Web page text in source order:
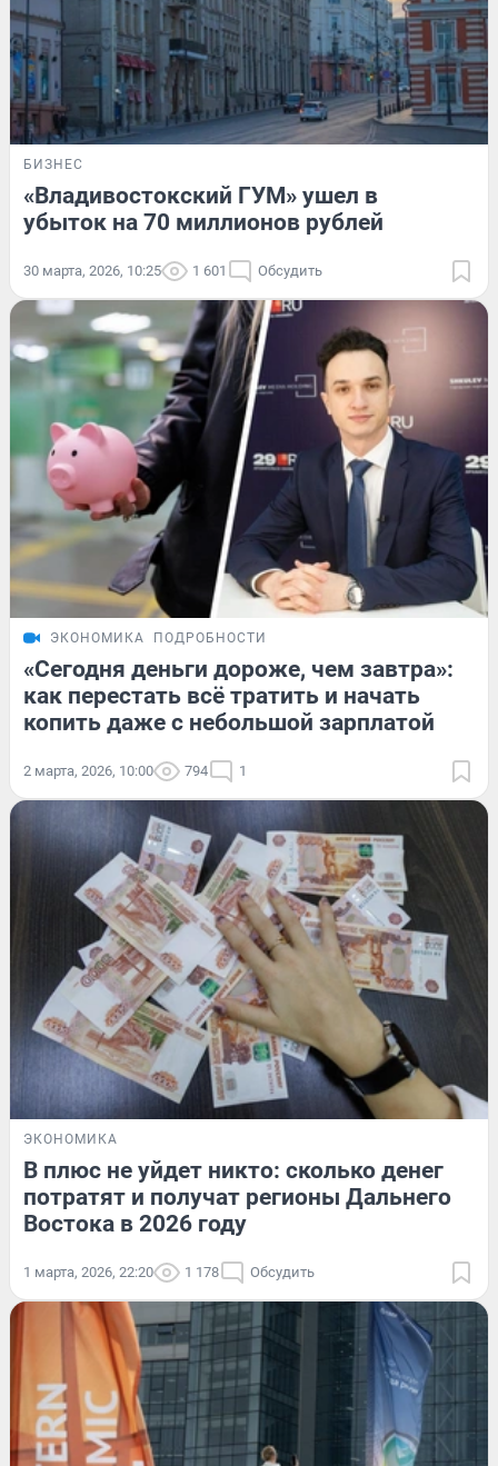
БИЗНЕС
«Владивостокский ГУМ» ушел в
убыток на 70 миллионов рублей
30 марта, 2026, 10:25 1 601 Обсудить
ЭКОНОМИКА ПОДРОБНОСТИ
«Сегодня деньги дороже, чем завтра»:
как перестать всё тратить и начать
копить даже с небольшой зарплатой
2 марта, 2026, 10:00 794 1
ЭКОНОМИКА
В плюс не уйдет никто: сколько денег
потратят и получат регионы Дальнего
Востока в 2026 году
1 марта, 2026, 22:20 1 178 Обсудить